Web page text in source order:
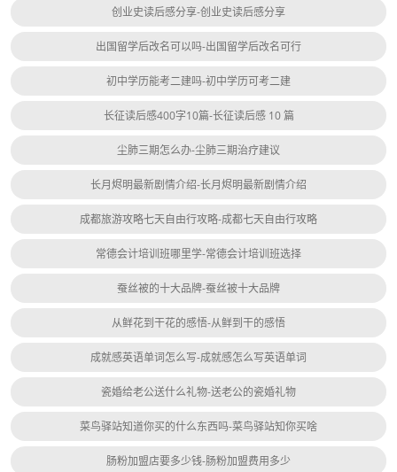
创业史读后感分享-创业史读后感分享
出国留学后改名可以吗-出国留学后改名可行
初中学历能考二建吗-初中学历可考二建
长征读后感400字10篇-长征读后感 10 篇
尘肺三期怎么办-尘肺三期治疗建议
长月烬明最新剧情介绍-长月烬明最新剧情介绍
成都旅游攻略七天自由行攻略-成都七天自由行攻略
常德会计培训班哪里学-常德会计培训班选择
蚕丝被的十大品牌-蚕丝被十大品牌
从鲜花到干花的感悟-从鲜到干的感悟
成就感英语单词怎么写-成就感怎么写英语单词
瓷婚给老公送什么礼物-送老公的瓷婚礼物
菜鸟驿站知道你买的什么东西吗-菜鸟驿站知你买啥
肠粉加盟店要多少钱-肠粉加盟费用多少